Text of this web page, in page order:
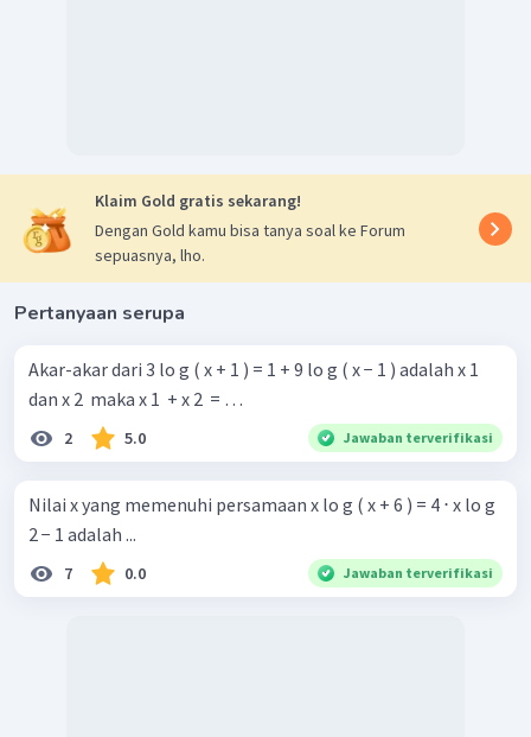
Klaim Gold gratis sekarang!
Dengan Gold kamu bisa tanya soal ke Forum
sepuasnya, lho.
Pertanyaan serupa
Akar-akar dari 3 lo g ( x + 1 ) = 1 + 9 lo g ( x − 1 ) adalah x 1 ​
dan x 2 ​ maka x 1 ​ + x 2 ​ = …
2 5.0 Jawaban terverifikasi
Nilai x yang memenuhi persamaan x lo g ( x + 6 ) = 4 ⋅ x lo g
2 − 1 adalah ...
7 0.0 Jawaban terverifikasi